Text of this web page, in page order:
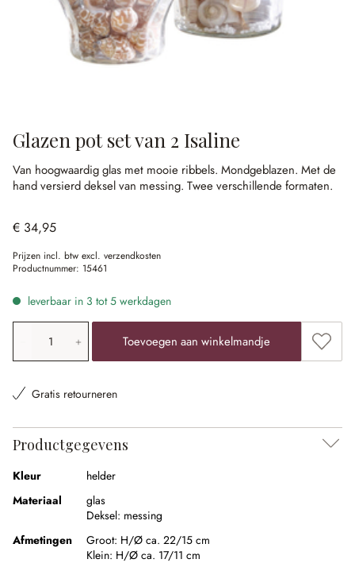
Glazen pot set van 2 Isaline
Van hoogwaardig glas met mooie ribbels. Mondgeblazen. Met de
hand versierd deksel van messing. Twee verschillende formaten.
€ 34,95
Prijzen incl. btw excl. verzendkosten
Productnummer: 15461
leverbaar in 3 tot 5 werkdagen
Producthoeveelheid: voer de gewenste waarde in of
Toevoegen aan winkelmandje
Gratis retourneren
Productgegevens
Kleur
helder
Materiaal
glas
Deksel: messing
Afmetingen
Groot: H/Ø ca. 22/15 cm
Klein: H/Ø ca. 17/11 cm